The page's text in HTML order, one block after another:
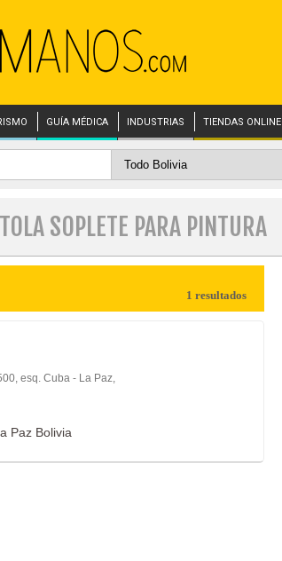
GUÍA MÉDICA INDUSTRIAS TIENDAS ONLINE
SOPLETE PARA PINTURA
1 resultados
esq. Cuba - La Paz,
Paz Bolivia